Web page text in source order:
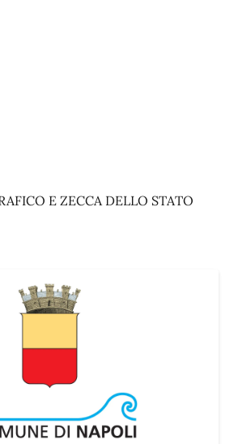
E ZECCA DELLO STATO